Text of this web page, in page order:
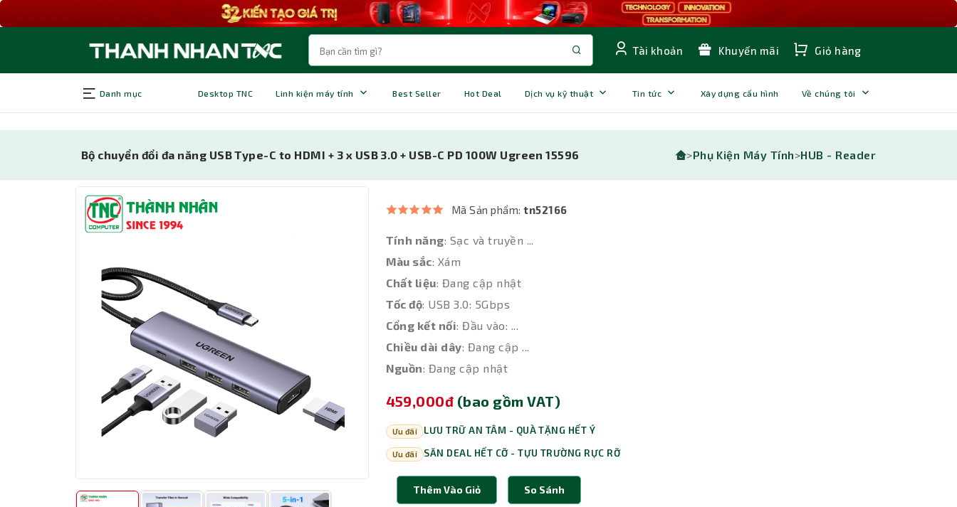
Tài khoản Khuyến mãi Giỏ hàng
Danh mục Desktop TNC Linh kiện máy tính Best Seller Hot Deal Dịch vụ kỹ thuật Tin tức Xây dựng cấu hình Về chúng tôi
Bộ chuyển đổi đa năng USB Type-C to HDMI + 3 x USB 3.0 + USB-C PD 100W Ugreen 15596 >Phụ Kiện Máy Tính>HUB - Reader
Mã Sản phẩm:tn52166
Tính năng: Sạc và truyền ...
Màu sắc: Xám
Chất liệu: Đang cập nhật
Tốc độ: USB 3.0: 5Gbps
Cổng kết nối: Đầu vào: ...
Chiều dài dây: Đang cập ...
Nguồn: Đang cập nhật
459,000đ (bao gồm VAT)
Ưu đãi LƯU TRỮ AN TÂM - QUÀ TẶNG HẾT Ý
Ưu đãi SĂN DEAL HẾT CỠ - TỰU TRƯỜNG RỰC RỠ
Thêm Vào Giỏ So Sánh